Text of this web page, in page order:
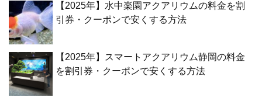
【2025年】水中楽園アクアリウムの料金を割
引券・クーポンで安くする方法
【2025年】スマートアクアリウム静岡の料金
を割引券・クーポンで安くする方法